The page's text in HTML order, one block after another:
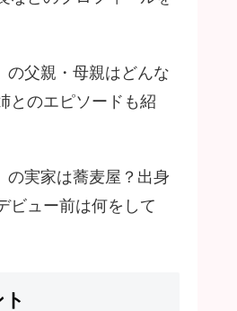
の父親・母親はどんな
とのエピソードも紹
の実家は蕎麦屋？出身
ビュー前は何をして